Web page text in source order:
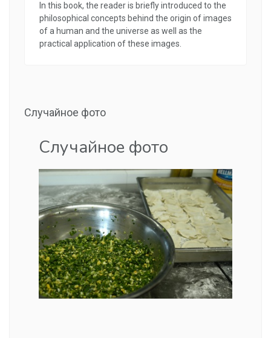
In this book, the reader is briefly introduced to the
philosophical concepts behind the origin of images
of a human and the universe as well as the
practical application of these images.
Случайное фото
Случайное фото